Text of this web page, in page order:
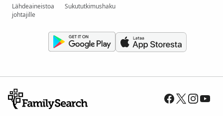
Lähdeaineistoa
johtajille
Sukututkimushaku